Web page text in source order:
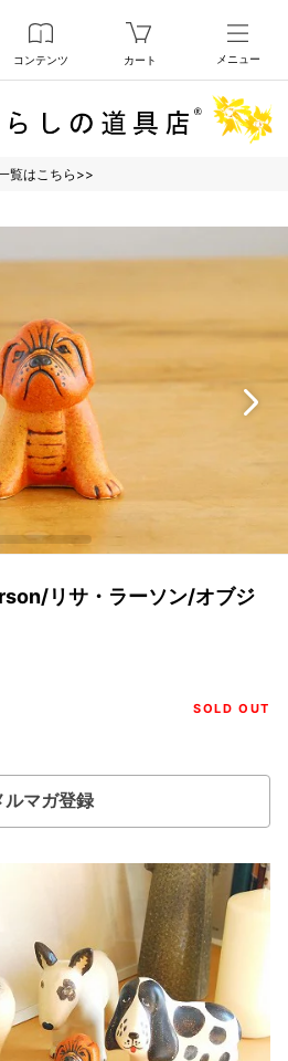
コンテンツ カート メニュー
覧はこちら>>
リサ・ラーソン/オブジ
SOLD OUT
ルマガ登録